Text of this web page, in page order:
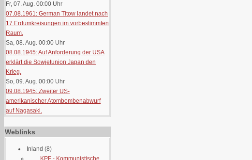
Fr, 07. Aug. 00:00 Uhr
07.08.1961: German Titow landet nach
17 Erdumkreisungen im vorbestimmten
Raum.
Sa, 08. Aug. 00:00 Uhr
08.08.1945: Auf Anforderung der USA
erklärt die Sowjetunion Japan den
Krieg.
So, 09. Aug. 00:00 Uhr
09.08.1945: Zweiter US-
amerikanischer Atombombenabwurf
auf Nagasaki.
Weblinks
Inland (8)
KPF - Kommunistische...